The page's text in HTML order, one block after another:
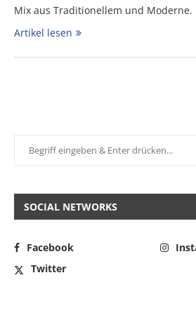
Mix aus Traditionellem und Moderne.
Artikel lesen
SOCIAL NETWORKS
Facebook
Twitter